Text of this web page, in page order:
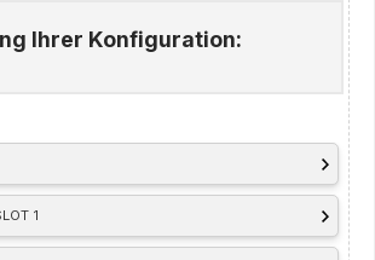
1
Ihrer Konfiguration: